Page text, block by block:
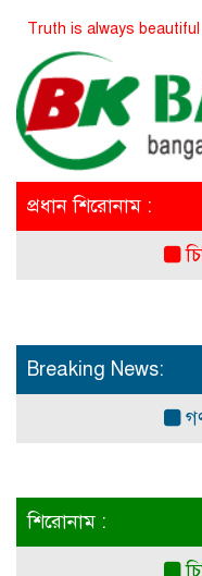
beautiful
প্রধান শিরোনাম :
Breaking News:
গণভোট
শিরোনাম :